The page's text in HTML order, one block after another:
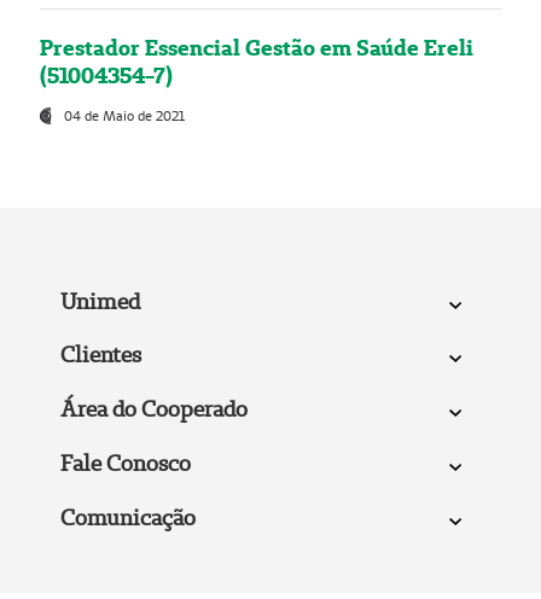
Prestador Essencial Gestão em Saúde Ereli
(51004354-7)
04 de Maio de 2021
Unimed
Clientes
Área do Cooperado
Fale Conosco
Comunicação